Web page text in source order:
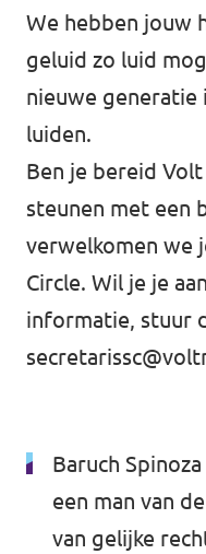
We hebben jouw
geluid zo luid
nieuwe
luiden.
Ben je bereid
steunen met een
verwelkomen we
Circle. Wil je je
informatie, stuur
Baruch
een man van
van gelijke